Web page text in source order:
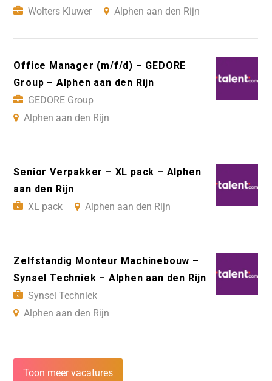
Wolters Kluwer
Alphen aan den Rijn
Office Manager (m/f/d) – GEDORE
Group – Alphen aan den Rijn
GEDORE Group
Alphen aan den Rijn
Senior Verpakker – XL pack – Alphen
aan den Rijn
XL pack
Alphen aan den Rijn
Zelfstandig Monteur Machinebouw –
Synsel Techniek – Alphen aan den Rijn
Synsel Techniek
Alphen aan den Rijn
Toon meer vacatures